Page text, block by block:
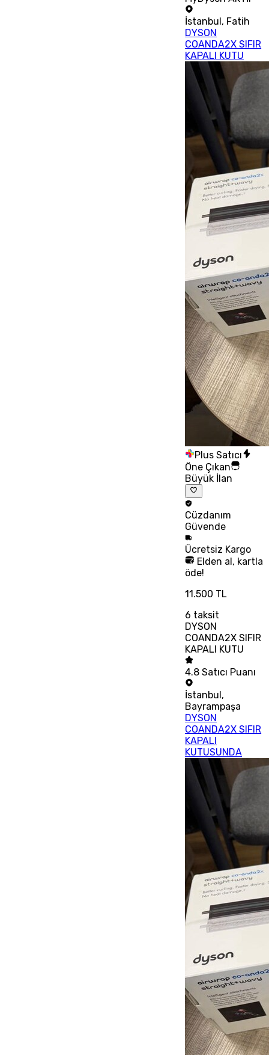
İstanbul , Fatih
DYSON
COANDA2X SIFIR
KAPALI KUTU
Plus Satıcı
Öne Çıkan
Büyük İlan
Cüzdanım
Güvende
Ücretsiz Kargo
Elden al, kartla
öde!
11.500 TL
6 taksit
DYSON
COANDA2X SIFIR
KAPALI KUTU
4.8 Satıcı Puanı
İstanbul,
Bayrampaşa
DYSON
COANDA2X SIFIR
KAPALI
KUTUSUNDA